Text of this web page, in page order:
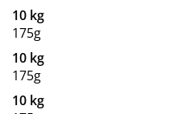
10 kg
175g
10 kg
175g
10 kg